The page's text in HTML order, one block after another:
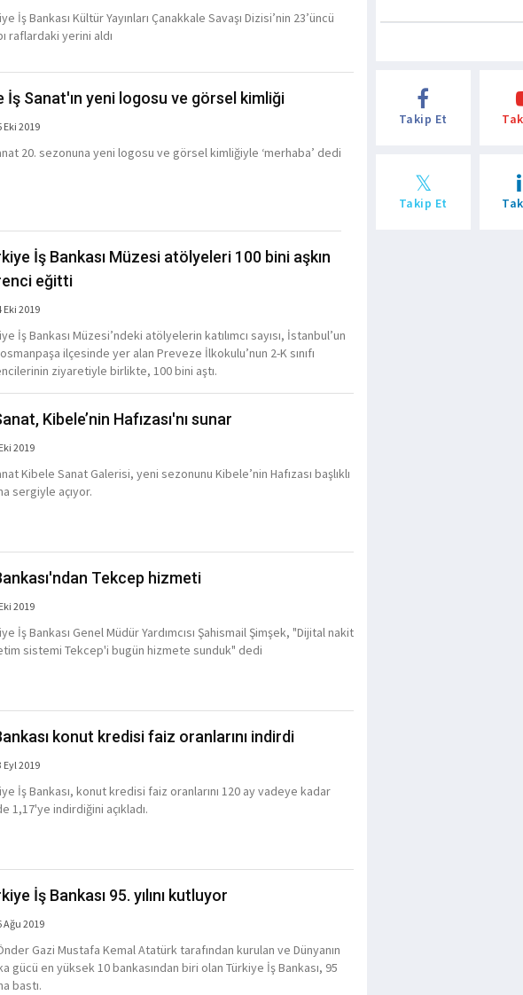
İş Bankası Kültür Yayınları Çanakkale Savaşı Dizisi’nin 23’üncü
raflardaki yerini aldı
İş Sanat'ın yeni logosu ve görsel kimliği
Eki 2019
20. sezonuna yeni logosu ve görsel kimliğiyle ‘merhaba’ dedi
İş Bankası Müzesi atölyeleri 100 bini aşkın
eğitti
Eki 2019
İş Bankası Müzesi’ndeki atölyelerin katılımcı sayısı, İstanbul’un
ilçesinde yer alan Preveze İlkokulu’nun 2-K sınıfı
ziyaretiyle birlikte, 100 bini aştı.
Kibele’nin Hafızası'nı sunar
2019
Kibele Sanat Galerisi, yeni sezonunu Kibele’nin Hafızası başlıklı
sergiyle açıyor.
Tekcep hizmeti
2019
İş Bankası Genel Müdür Yardımcısı Şahismail Şimşek, "Dijital nakit
sistemi Tekcep'i bugün hizmete sunduk" dedi
konut kredisi faiz oranlarını indirdi
Eyl 2019
İş Bankası, konut kredisi faiz oranlarını 120 ay vadeye kadar
1,17'ye indirdiğini açıkladı.
İş Bankası 95. yılını kutluyor
Ağu 2019
Gazi Mustafa Kemal Atatürk tarafından kurulan ve Dünyanın
gücü en yüksek 10 bankasından biri olan Türkiye İş Bankası, 95
bastı.
Takip Et
Takip Et